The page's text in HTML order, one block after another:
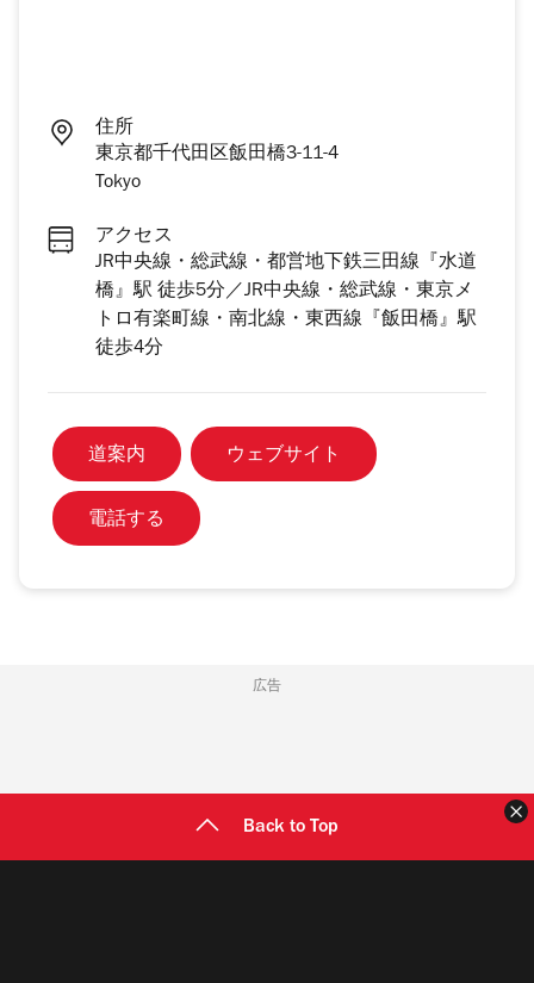
住所
東京都千代田区飯田橋3-11-4
Tokyo
アクセス
JR中央線・総武線・都営地下鉄三田線『水道
橋』駅 徒歩5分／JR中央線・総武線・東京メ
トロ有楽町線・南北線・東西線『飯田橋』駅
徒歩4分
道案内 ウェブサイト
電話する
広告
Back to Top